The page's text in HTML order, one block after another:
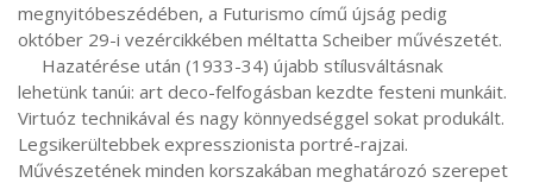
megnyitóbeszédében, a Futurismo című újság pedig
október 29-i vezércikkében méltatta Scheiber művészetét.
lehetünk tanúi: art deco-felfogásban kezdte festeni munkáit.
Virtuóz technikával és nagy könnyedséggel sokat produkált.
Legsikerültebbek expresszionista portré-rajzai.
Művészetének minden korszakában meghatározó szerepet